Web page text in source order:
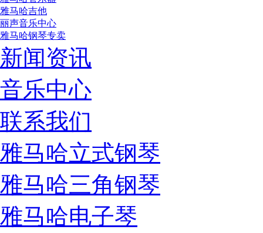
雅马哈吉他
丽声音乐中心
雅马哈钢琴专卖
新闻资讯
音乐中心
联系我们
雅马哈立式钢琴
雅马哈三角钢琴
雅马哈电子琴